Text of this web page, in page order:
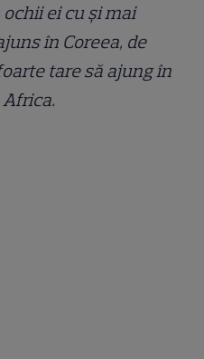
ei cu și mai
în Coreea, de
tare să ajung în
Africa.